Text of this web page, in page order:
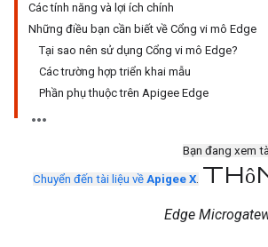
Các tính năng và lợi ích chính
Những điều bạn cần biết về Cổng vi mô Edge
Tại sao nên sử dụng Cổng vi mô Edge?
Các trường hợp triển khai mẫu
Phần phụ thuộc trên Apigee Edge
Bạn đang xem
Chuyển đến tài liệu về Apigee X.
Edge